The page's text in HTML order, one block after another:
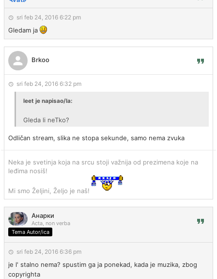
sri feb 24, 2016 6:22 pm
Gledam ja
Brkoo
sri feb 24, 2016 6:32 pm
leet je napisao/la:
Gleda li neTko?
Odličan stream, slika ne stopa sekunde, samo nema zvuka
Neka je svetinja koja na srcu stoji važnija od prezimena koje na
leđima nosiš!
Mi smo Željini, Željo je naš!
Анарки
Acta, non verba
Tema Autor/ica
sri feb 24, 2016 6:36 pm
je l' stalno nema? spustim ga ja ponekad, kada je muzika, zbog
copyrighta